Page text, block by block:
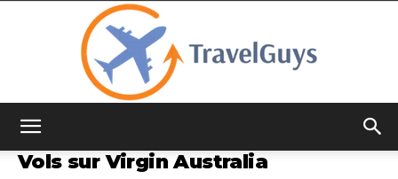
Vols sur Virgin Australia